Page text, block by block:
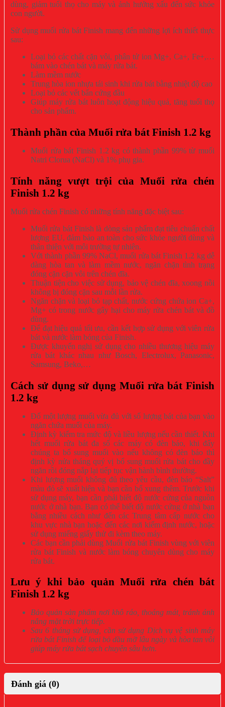
dùng, giảm tuổi thọ cho máy và ảnh hưởng xấu đến sức khỏe
con người.
Sử dụng muối rửa bát Finish mang đến những lợi ích thiết thực
sau:
Loại bỏ các chất cặn vôi, phân tử ion Mg+, Ca+, Fe+,…
bám vào chén bát và máy rửa bát.
Làm mềm nước
Trung hòa ion nhựa tái sinh khi rửa bát bằng nhiệt độ cao
Loại bỏ các vết bẩn cứng đầu
Giúp máy rửa bát luôn hoạt động hiệu quả, tăng tuổi thọ
cho sản phẩm.
Thành phần của Muối rửa bát Finish 1.2 kg
Muối rửa bát Finish 1.2 kg có thành phần 99% từ muối
Natri Clorua (NaCl) và 1% phụ gia.
Tính năng vượt trội của Muối rửa chén
Finish 1.2 kg
Muối rửa chén Finish có những tính năng đặc biệt sau:
Muối rửa bát Finish là dòng sản phẩm đạt tiêu chuẩn chất
lượng EU, đảm bảo an toàn cho sức khỏe người dùng và
thân thiện với môi trường tự nhiên.
Với thành phần 99% NaCl, muối rửa bát Finish 1.2 kg dễ
dàng hòa tan và làm mềm nước, ngăn chặn tình trạng
đóng cặn cặn vôi trên chén đĩa.
Thuận tiện cho việc sử dụng, bảo vệ chén đĩa, xoong nồi
không bị đóng cặn sau mỗi lần rửa.
Ngăn chặn và loại bỏ tạp chất, nước cứng chứa ion Ca+,
Mg+ có trong nước gây hại cho máy rửa chén bát và đồ
dùng.
Để đạt hiệu quả tối ưu, cần kết hợp sử dụng với viên rửa
bát và nước làm bóng của Finish.
Được khuyến nghị sử dụng cho nhiều thương hiệu máy
rửa bát khác nhau như Bosch, Electrolux, Panasonic,
Samsung, Beko,…
Cách sử dụng sử dụng Muối rửa bát Finish
1.2 kg
Đổ một lượng muối vừa đủ với số lượng bát của bạn vào
ngăn chứa muối của máy.
Định kỳ kiểm tra mức độ và liều lượng nếu cần thiết. Khi
hết muối rửa bát đa số các máy có đèn báo, khi đấy
chúng ta bổ sung muối vào nếu không có đèn báo thì
định kỳ nửa tháng quý vị bổ sung muối rửa bát cho đầy
ngăn rồi đóng nắp lại tiếp tục vận hành bình thường.
Khi lượng muối không đủ theo yêu cầu, đèn báo “Salt”
màu đỏ sẽ xuất hiện và bạn cần bổ xung thêm. Trước khi
sử dụng máy, bạn cần phải biết độ nước cứng của nguồn
nước ở nhà bạn. Bạn có thể biết độ nước cứng ở nhà bạn
bằng nhiều cách như đến các Trung tâm cấp nước cho
khu vực nhà bạn hoặc đến các nơi kiểm định nước, hoặc
sử dụng miếng giấy thử đi kèm theo máy.
Các bạn cần phải dùng Muối rửa bát Finish vùng với viên
rửa bát Finish và nước làm bóng chuyên dùng cho máy
rửa bát.
Lưu ý khi bảo quản Muối rửa chén bát
Finish 1.2 kg
Bảo quản sản phẩm nơi khô ráo, thoáng mát, tránh ánh
nắng mặt trời trực tiếp.
Sau 6 tháng sử dụng, cần sử dụng Dịch vụ vệ sinh máy
rửa bát Finish để loại bỏ dầu mỡ lâu ngày và hòa tan vôi
giúp máy rửa bát sạch chuyên sâu hơn.
Đánh giá (0)